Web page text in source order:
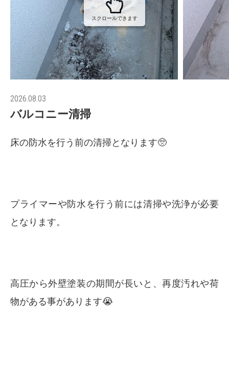
スクロールできます
2026.08.03
バルコニー清掃
床の防水を行う前の清掃となります🥺
プライマーや防水を行う前には清掃や洗浄が必要
となります。
高圧から外壁塗装の期間が長いと、再度汚れや荷
物がある事があります😭